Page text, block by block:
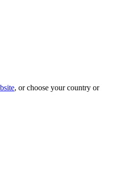
, or choose your country or